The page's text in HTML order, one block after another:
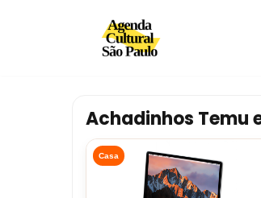
Achadinhos Temu
Casa